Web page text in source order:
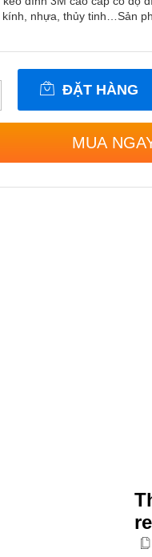
nhựa, thủy tinh…Sản
ĐẶT HÀNG
MUA